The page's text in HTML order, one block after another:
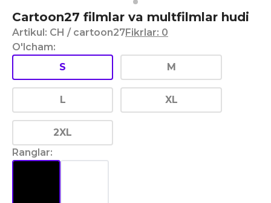
Cartoon27 filmlar va multfilmlar hudi
Artikul: CH / cartoon27Fikrlar: 0
O'lcham:
S
M
L XL
2XL
Ranglar: